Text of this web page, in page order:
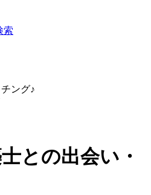
索
ング♪
との出会い・